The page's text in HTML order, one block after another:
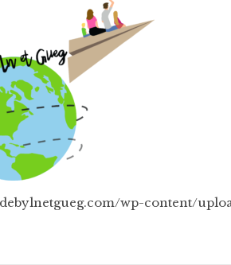
wp-content/